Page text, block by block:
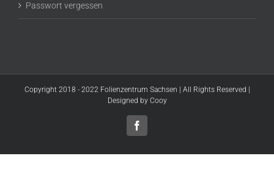
Passwort vergessen
Copyright 2018 - 2022 Folienzentrum Sachsen | All Rights Reserved |
Designed by Cooy
Facebook